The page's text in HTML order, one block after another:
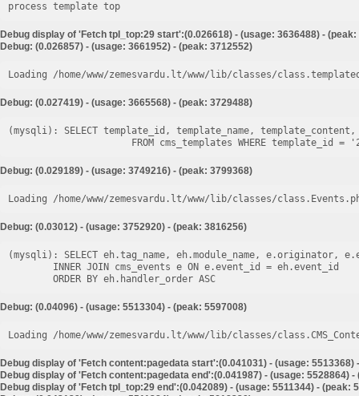
process template top
Debug display of 'Fetch tpl_top:29 start':(0.026618) - (usage: 3636488) - (peak:
Debug: (0.026857) - (usage: 3661952) - (peak: 3712552)
Loading /home/www/zemesvardu.lt/www/lib/classes/
Debug: (0.027419) - (usage: 3665568) - (peak: 3729488)
(mysqli): SELECT template_id, template_name,
Debug: (0.029189) - (usage: 3749216) - (peak: 3799368)
Loading /home/www/zemesvardu.lt/www/lib/classes/
Debug: (0.03012) - (usage: 3752920) - (peak: 3816256)
(mysqli): SELECT eh.tag_name, eh.module_name, e.originator,
Debug: (0.04096) - (usage: 5513304) - (peak: 5597008)
Loading /home/www/zemesvardu.lt/www/lib/classes/
Debug display of 'Fetch content:pagedata start':(0.041031) - (usage: 5513368)
Debug display of 'Fetch content:pagedata end':(0.041987) - (usage: 5528864) -
Debug display of 'Fetch tpl_top:29 end':(0.042089) - (usage: 5511344) - (peak: